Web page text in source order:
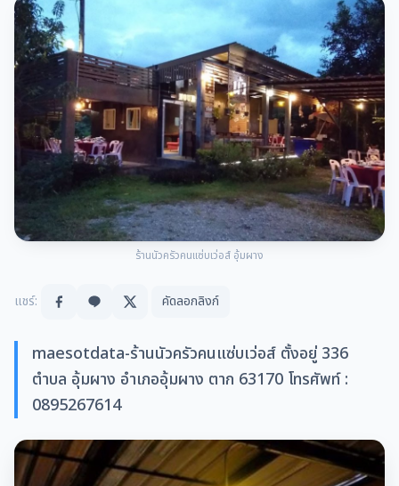
ร้านนัวครัวคนแซ่บเว่อส์ อุ้มผาง
แชร์: คัดลอกลิงก์
maesotdata-ร้านนัวครัวคนแซ่บเว่อส์ ตั้งอยู่ 336
ตำบล อุ้มผาง อำเภออุ้มผาง ตาก 63170 โทรศัพท์ :
0895267614